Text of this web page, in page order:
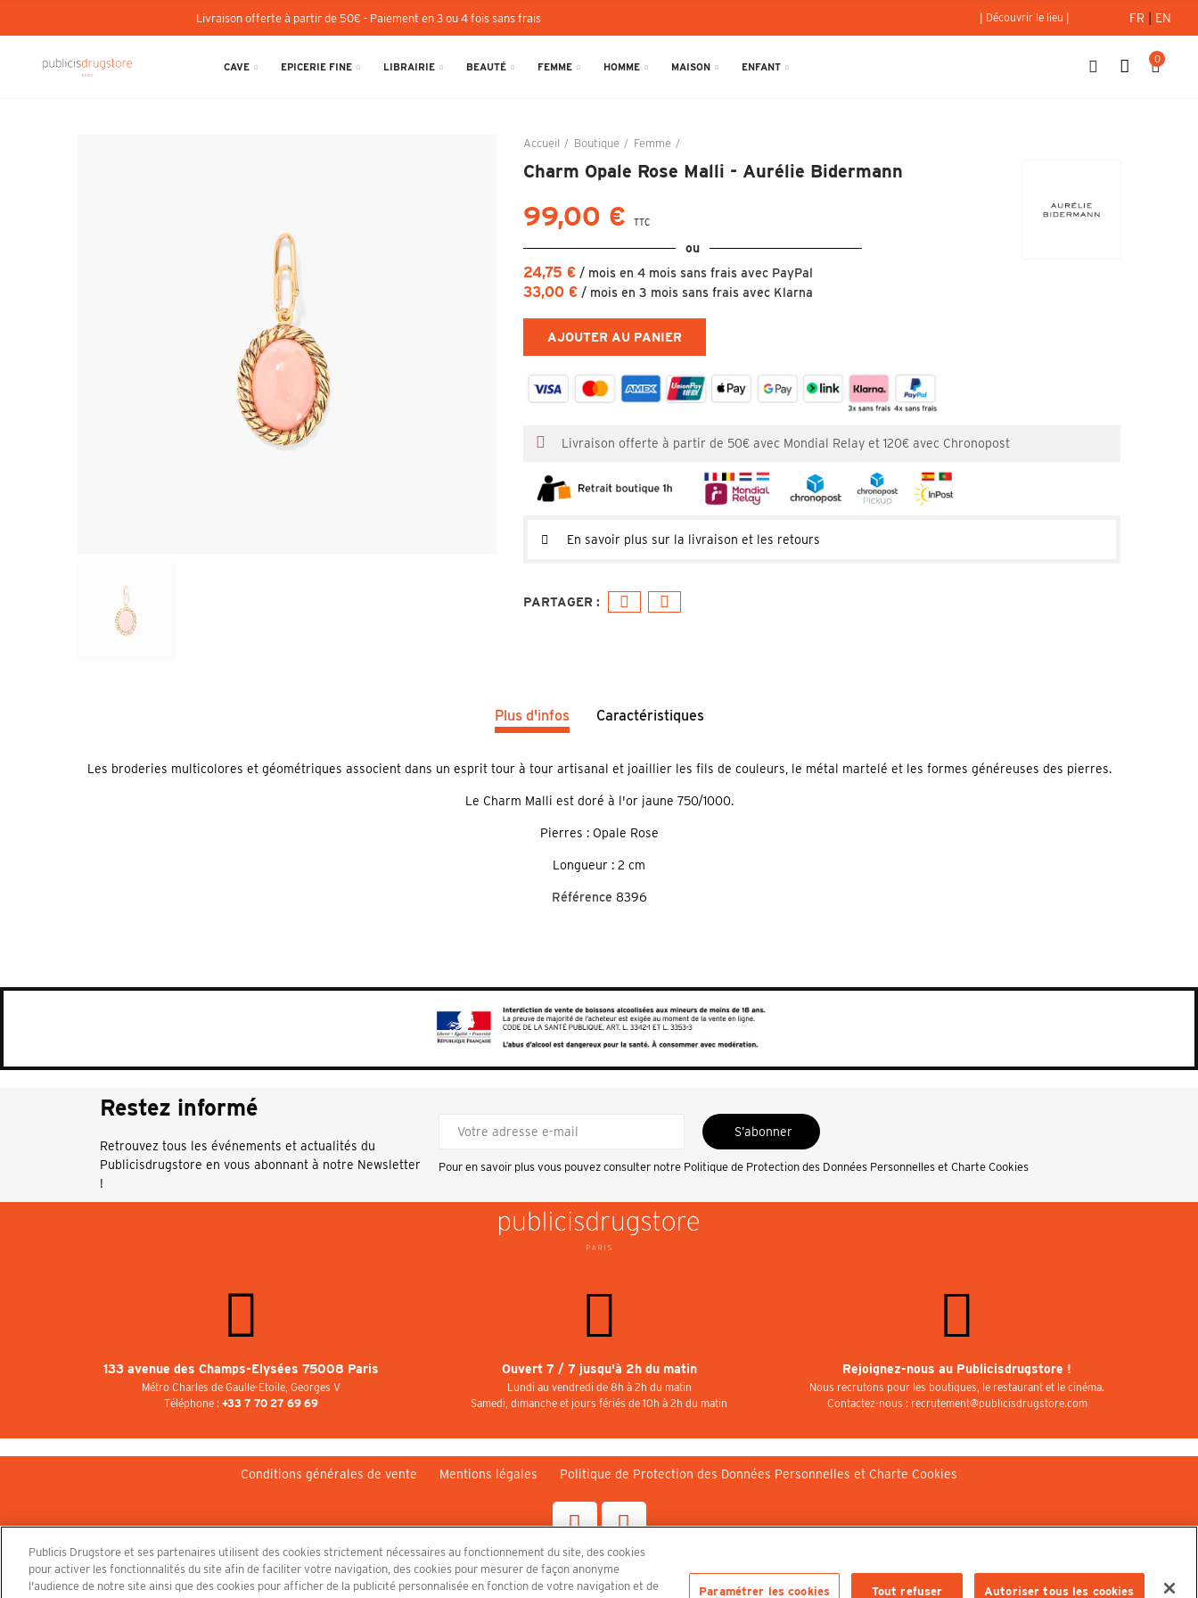
Livraison offerte à partir de 50€ - Paiement en 3 ou 4 fois sans frais | Découvrir le lieu | FR | EN
CAVE EPICERIE FINE LIBRAIRIE BEAUTÉ FEMME HOMME MAISON ENFANT
0
Accueil Boutique Femme
Charm Opale Rose Malli - Aurélie Bidermann
99,00 € TTC
ou
24,75 € / mois en 4 mois sans frais avec PayPal
33,00 € / mois en 3 mois sans frais avec Klarna
AJOUTER AU PANIER
Livraison offerte à partir de 50€ avec Mondial Relay et 120€ avec Chronopost
En savoir plus sur la livraison et les retours
Plus d'infos Caractéristiques
Les broderies multicolores et géométriques associent dans un esprit tour à tour artisanal et joaillier les fils de couleurs, le métal martelé et les formes généreuses des pierres.
Le Charm Malli est doré à l'or jaune 750/1000.
Pierres : Opale Rose
Longueur : 2 cm
Référence 8396
Restez informé
Retrouvez tous les événements et actualités du
Publicisdrugstore en vous abonnant à notre Newsletter
!
S’abonner
Pour en savoir plus vous pouvez consulter notre Politique de Protection des Données Personnelles et Charte Cookies
133 avenue des Champs-Elysées 75008 Paris
Métro Charles de Gaulle-Etoile, Georges V
Téléphone : +33 7 70 27 69 69
Ouvert 7 / 7 jusqu'à 2h du matin
Lundi au vendredi de 8h à 2h du matin
Samedi, dimanche et jours fériés de 10h à 2h du matin
Rejoignez-nous au Publicisdrugstore !
Nous recrutons pour les boutiques, le restaurant et le cinéma.
Contactez-nous : recrutement@publicisdrugstore.com
Conditions générales de vente Mentions légales Politique de Protection des Données Personnelles et Charte Cookies
Découvrez le PUBLICISDRUGSTORE
Publicis Drugstore et ses partenaires utilisent des cookies strictement nécessaires au fonctionnement du site, des cookies
pour activer les fonctionnalités du site afin de faciliter votre navigation, des cookies pour mesurer de façon anonyme
l'audience de notre site ainsi que des cookies pour afficher de la publicité personnalisée en fonction de votre navigation et de
Paramétrer les cookies Tout refuser Autoriser tous les cookies